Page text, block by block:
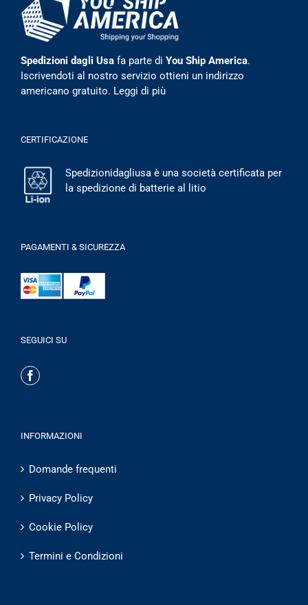
Spedizioni dagli Usa fa parte di You Ship America.
Iscrivendoti al nostro servizio ottieni un indirizzo
americano gratuito. Leggi di più
CERTIFICAZIONE
Spedizionidagliusa è una società certificata per
la spedizione di batterie al litio
PAGAMENTI & SICUREZZA
SEGUICI SU
INFORMAZIONI
Domande frequenti
Privacy Policy
Cookie Policy
Termini e Condizioni